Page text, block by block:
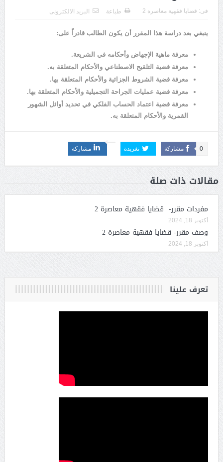
فى: قضايا فقهية معاصرة 2 طباعة البريد الالكترونى
ينبغي بعد دراسة هذا المقرر أن يكون الطالب قادراً على:
معرفة ماهية الإجهاض وأحكامه في الشريعة.
معرفة قضية التلقيح الاصطناعي والأحكام المتعلقة به.
معرفة قضية الشروط الجزائية والأحكام المتعلقة بها.
معرفة قضية عمليات الجراحة التجميلية والأحكام المتعلقة بها.
معرفة قضية اعتماد الحساب الفلكي في تحديد أوائل الشهور
القمرية والأحكام المتعلقة به.
مشاركة 0 تغريدة مشاركة
مقالات ذات صلة
مفردات مقرر- قضايا فقهية معاصرة 2
أكتوبر 18, 2024
وصف مقرر- قضايا فقهية معاصرة 2
أكتوبر 18, 2024
تعرف علينا